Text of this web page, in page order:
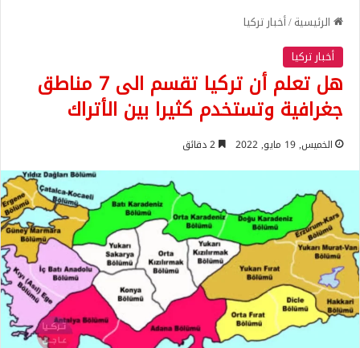
الرئيسية/أخبار تركيا
أخبار تركيا
هل تعلم أن تركيا تقسم الى 7 مناطق
جغرافية وتستخدم كثيرا بين الأتراك
الخميس, 19 مايو, 2022